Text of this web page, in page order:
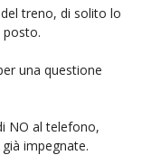
treno, di solito lo
una questione
NO al telefono,
impegnate.